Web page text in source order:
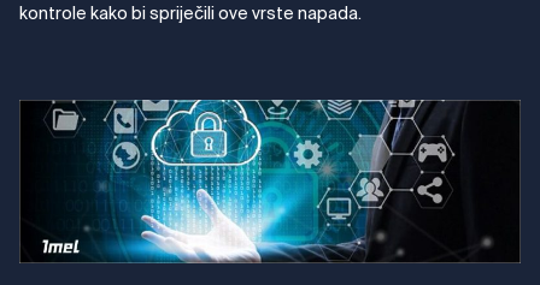
kontrole kako bi spriječili ove vrste napada.